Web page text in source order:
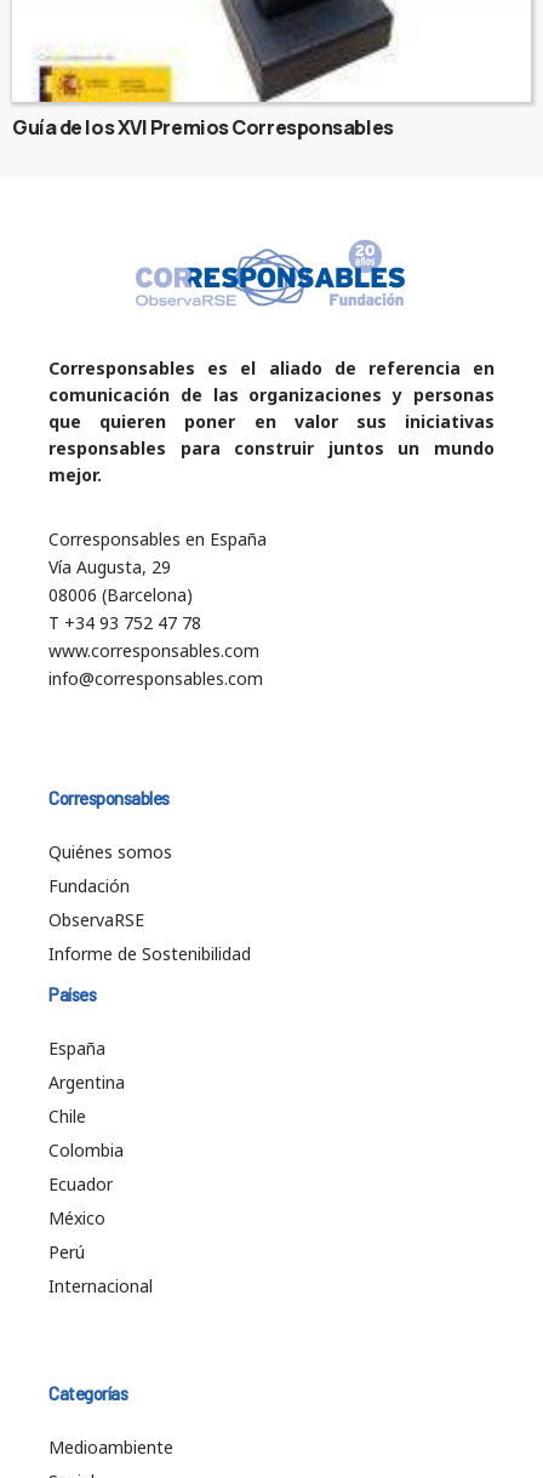
Guía de los XVI Premios Corresponsables
Corresponsables es el aliado de referencia en
comunicación de las organizaciones y personas
que quieren poner en valor sus iniciativas
responsables para construir juntos un mundo
mejor.
Corresponsables en España
Vía Augusta, 29
08006 (Barcelona)
T +34 93 752 47 78
www.corresponsables.com
info@corresponsables.com
Corresponsables
Quiénes somos
Fundación
ObservaRSE
Informe de Sostenibilidad
Países
España
Argentina
Chile
Colombia
Ecuador
México
Perú
Internacional
Categorías
Medioambiente